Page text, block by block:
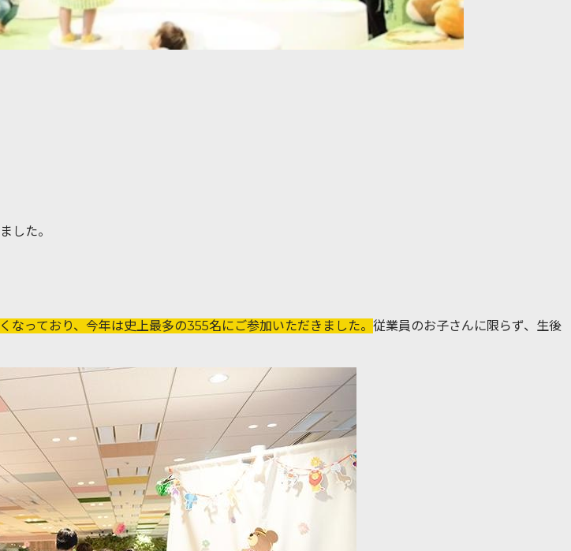
した。
なっており、今年は史上最多の355名にご参加いただきました。 従業員のお子さんに限らず、生後